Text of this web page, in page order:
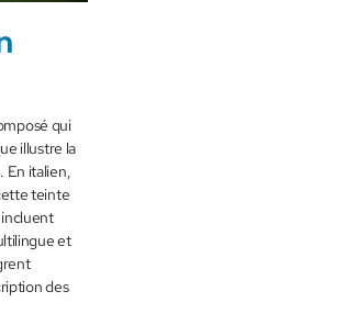
qui
illustre la
En italien,
teinte
et
des